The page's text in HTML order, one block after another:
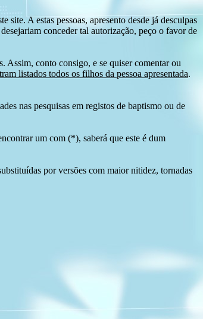
A estas pessoas, apresento desde já desculpas
conceder tal autorização, peço o favor de
Assim, conto consigo, e se quiser comentar ou
listados todos os filhos da pessoa apresentada.
nas pesquisas em registos de baptismo ou de
um com (*), saberá que este é dum
por versões com maior nitidez, tornadas